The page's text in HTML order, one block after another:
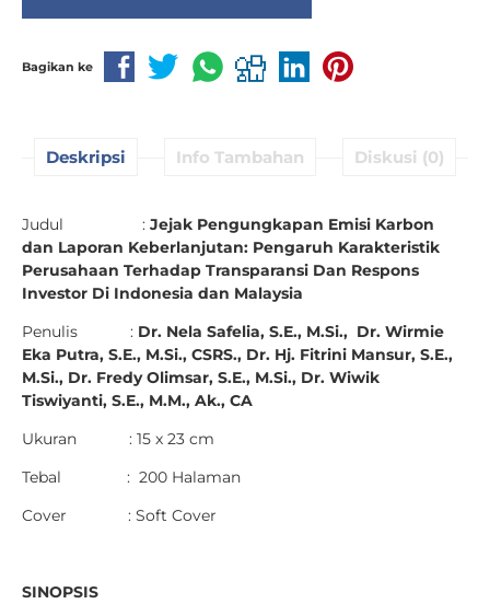
Bagikan ke
Deskripsi Info Tambahan Diskusi (0)
Judul : Jejak Pengungkapan Emisi Karbon
dan Laporan Keberlanjutan: Pengaruh Karakteristik
Perusahaan Terhadap Transparansi Dan Respons
Investor Di Indonesia dan Malaysia
Penulis : Dr. Nela Safelia, S.E., M.Si., Dr. Wirmie
Eka Putra, S.E., M.Si., CSRS., Dr. Hj. Fitrini Mansur, S.E.,
M.Si., Dr. Fredy Olimsar, S.E., M.Si., Dr. Wiwik
Tiswiyanti, S.E., M.M., Ak., CA
Ukuran : 15 x 23 cm
Tebal : 200 Halaman
Cover : Soft Cover
SINOPSIS